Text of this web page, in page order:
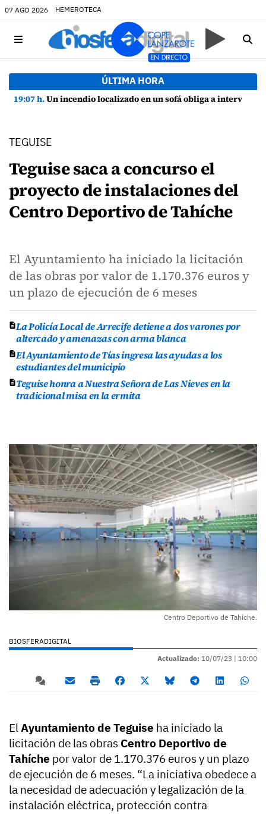
07 AGO 2026 HEMEROTECA
ÚLTIMA HORA
19:07 h.Un incendio localizado en un sofá obliga a intervenir en una vivienda de Playa Honda
TEGUISE
Teguise saca a concurso el
proyecto de instalaciones del
Centro Deportivo de Tahíche
El Ayuntamiento ha iniciado la licitación
de las obras por valor de 1.170.376 euros y
un plazo de ejecución de 6 meses
La Policía Local de Arrecife detiene a dos varones por
altercado y amenazas con arma blanca
El Ayuntamiento de Tías ingresa las ayudas a los
estudiantes del municipio
Teguise honra a Nuestra Señora de Las Nieves en la
tradicional misa en la ermita
Centro Deportivo de Tahíche.
BIOSFERADIGITAL
Actualizado: 10/07/23 | 10:00
El Ayuntamiento de Teguise ha iniciado la
licitación de las obras Centro Deportivo de
Tahíche por valor de 1.170.376 euros y un plazo
de ejecución de 6 meses. “La iniciativa obedece a
la necesidad de adecuación y legalización de la
instalación eléctrica, protección contra